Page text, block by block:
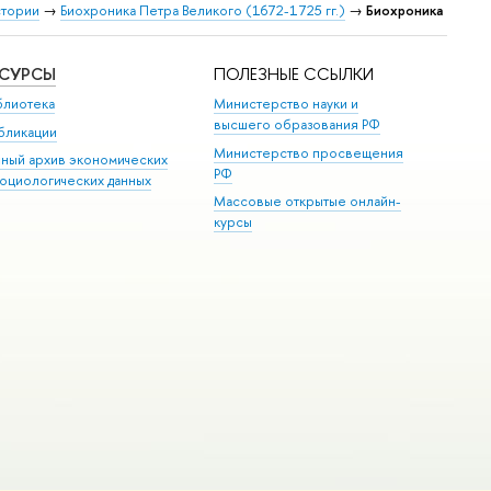
→ Биохроника Петра Великого (1672-1725 гг.) → Биохроника
архив экономических
данных
ПОЛЕЗНЫЕ ССЫЛКИ
Министерство науки и
высшего образования РФ
Министерство просвещения
РФ
Массовые открытые онлайн-
курсы